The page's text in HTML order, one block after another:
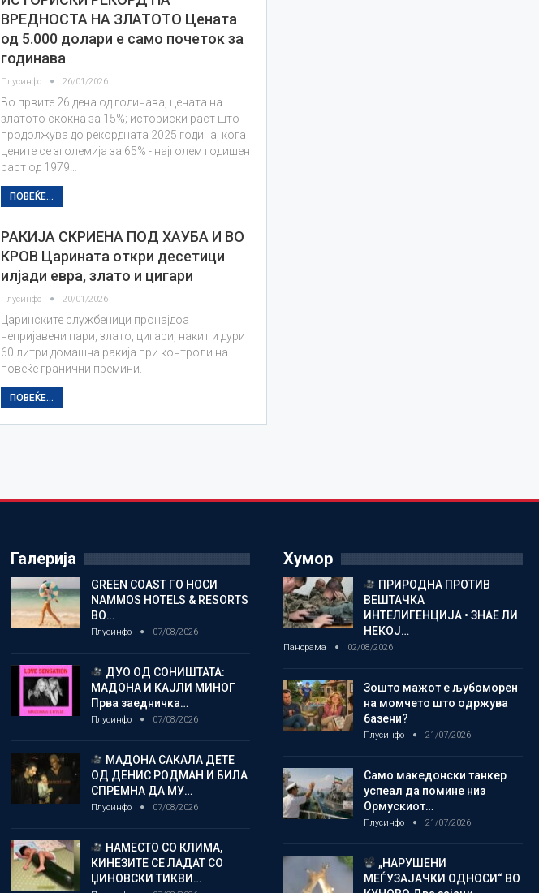
ВРЕДНОСТА НА ЗЛАТОТО Цената
од 5.000 долари е само почеток за
годинава
Плусинфо 26/01/2026
Во првите 26 дена од годинава, цената на
златото скокна за 15%; историски раст што
продолжува до рекордната 2025 година, кога
цените се зголемија за 65% - најголем годишен
раст од 1979…
ПОВЕЌЕ...
РАКИЈА СКРИЕНА ПОД ХАУБА И ВО
КРОВ Царината откри десетици
илјади евра, злато и цигари
Плусинфо 20/01/2026
Царинските службеници пронајдоа
непријавени пари, злато, цигари, накит и дури
60 литри домашна ракија при контроли на
повеќе гранични премини.
ПОВЕЌЕ...
Галерија
GREEN COAST ГО НОСИ
NAMMOS HOTELS & RESORTS
ВО…
Плусинфо 07/08/2026
ДУО ОД СОНИШТАТА:
МАДОНА И КАЈЛИ МИНОГ
Прва заедничка…
Плусинфо 07/08/2026
МАДОНА САКАЛА ДЕТЕ
ОД ДЕНИС РОДМАН И БИЛА
СПРЕМНА ДА МУ…
Плусинфо 07/08/2026
НАМЕСТО СО КЛИМА,
КИНЕЗИТЕ СЕ ЛАДАТ СО
ЏИНОВСКИ ТИКВИ…
Хумор
ПРИРОДНА ПРОТИВ
ВЕШТАЧКА
ИНТЕЛИГЕНЦИЈА • ЗНАЕ ЛИ
НЕКОЈ…
Панорама 02/08/2026
Зошто мажот е љубоморен
на момчето што одржува
базени?
Плусинфо 21/07/2026
Само македонски танкер
успеал да помине низ
Ормускиот…
Плусинфо 21/07/2026
„НАРУШЕНИ
МЕЃУЗАЈАЧКИ ОДНОСИ“ ВО